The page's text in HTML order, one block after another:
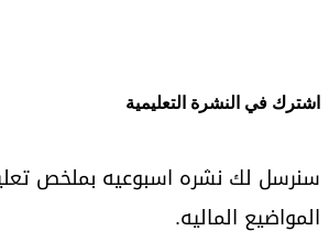
اشترك في النشرة التعليمية
سنرسل لك نشره اسبوعيه بملخص
المواضيع الماليه.